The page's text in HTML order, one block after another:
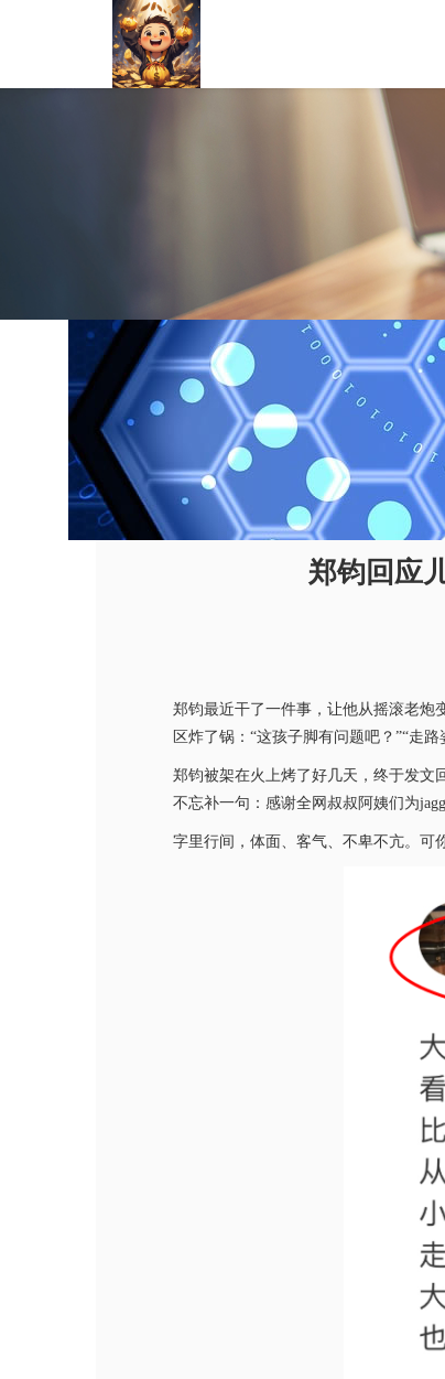
郑钧回应
郑钧最近干了一件事，让他从摇滚老炮
区炸了锅：“这孩子脚有问题吧？”“走
郑钧被架在火上烤了好几天，终于发文
不忘补一句：感谢全网叔叔阿姨们为
字里行间，体面、客气、不卑不亢。